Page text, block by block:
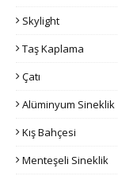
Skylight
Taş Kaplama
Çatı
Alüminyum Sineklik
Kış Bahçesi
Menteşeli Sineklik